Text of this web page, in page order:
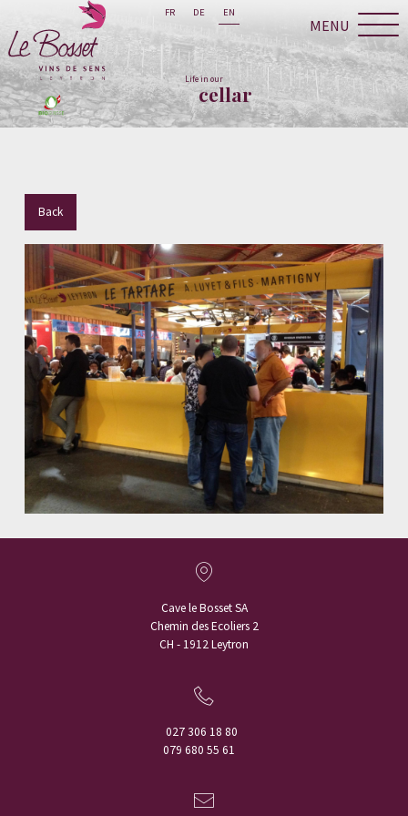
MENU
FR DE EN
Life in our
cellar
Back
Cave le Bosset SA
Chemin des Ecoliers 2
CH - 1912 Leytron
027 306 18 80
079 680 55 61